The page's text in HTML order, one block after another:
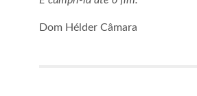
Dom Hélder Câmara